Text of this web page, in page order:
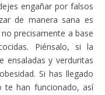
engañar por falsos
de manera sana es
precisamente a base
Piénsalo, si la
ensaladas y verduritas
Si has llegado
te han funcionado, así